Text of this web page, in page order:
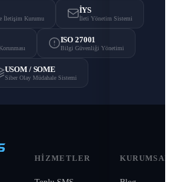
İletişim Kurumu
İYS
İleti Yönetim Sistemi
ISO 27001
Bilgi Güvenliği Yönetimi
USOM / SOME
Siber Olay Müdahale Sistemi
HIZMETLER